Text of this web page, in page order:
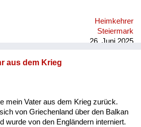
immer am Bahnhof fahren mit dem
halt nie dabei, sie hat auch keine
Heimkehrer
Steiermark
26. Juni 2025
aus dem Krieg
mein Vater aus dem Krieg zurück.
von Griechenland über den Balkan
wurde von den Engländern interniert.